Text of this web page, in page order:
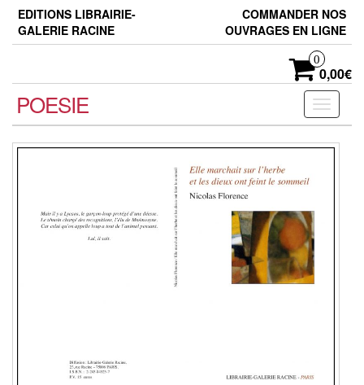
Skip
the
EDITIONS LIBRAIRIE-
GALERIE RACINE
COMMANDER NOS
OUVRAGES EN LIGNE
0
0,00€
Toggle
POESIE